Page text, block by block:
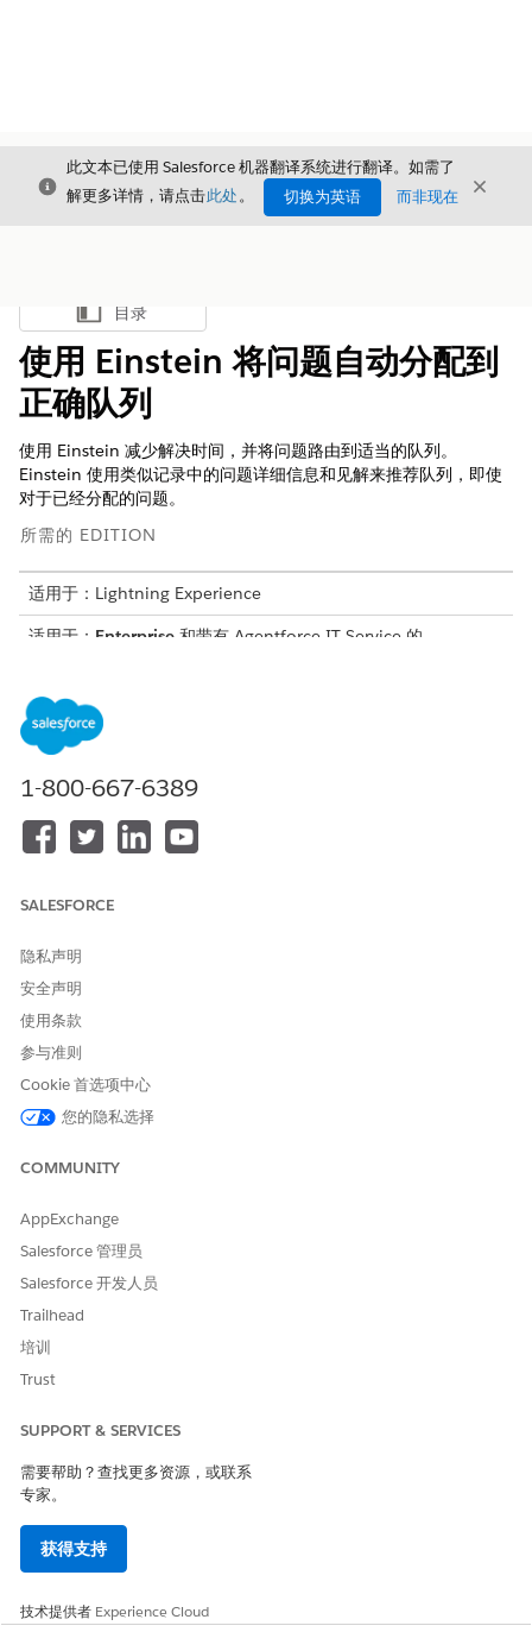
关闭
此文本已使用 Salesforce 机器翻译系统进行翻译。如需了
解更多详情，请点击此处。 切换为英语 而非现在 关闭
显示目录
目录
使用 Einstein 将问题自动分配到
正确队列
使用 Einstein 减少解决时间，并将问题路由到适当的队列。
Einstein 使用类似记录中的问题详细信息和见解来推荐队列，即使
对于已经分配的问题。
所需的 EDITION
适用于：Lightning Experience
适用于： Enterprise 和带有 Agentforce IT Service 的
要使用 Einstein 分配问题：
从“问题”页面中，打开问题记录。
从快速操作菜单中，选择
便根据类似的记录分配适当的队列。
在“详细信息”选项卡上，问题所有人字段会更新。
示例
Sarah 是 Cumulus Bank 的问题经理。Smith 是连接域中的高
如下：
主题：Office VPN 连接延迟
类别：连接
根据 IT 经理设置的分配规则，问题最初会分配到组 IT 支持 L2
队列。Sarah 会调查并确定延迟是主要加密网关高峰时段发生
VPN 隧道加密开销的调查结果。
数据进行比较。由于描述强调了防火墙吞吐量和加密开
销,Einstein 建议将 PRB-8822 重新分配到适当的队列中,这是一
组今年已成功解决 18 个高优先级连接性能问题的网络专家。
问题所有人会自动更新，从 IT 支持 L2 队列到适当的队列，确保
调查立即由最合格的专家处理。
1-800-667-6389
SALESFORCE
隐私声明
安全声明
使用条款
参与准则
Cookie 首选项中心
您的隐私选择
COMMUNITY
AppExchange
Salesforce 管理员
Salesforce 开发人员
Trailhead
培训
Trust
SUPPORT & SERVICES
需要帮助？查找更多资源，或联系
专家。
获得支持
技术提供者 Experience Cloud